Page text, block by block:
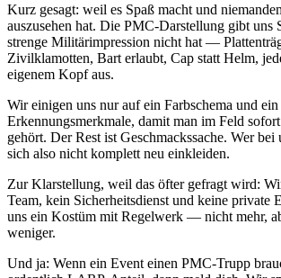
Kurz gesagt: weil es Spaß macht und
auszusehen hat. Die PMC-Darstellung gibt uns
strenge Militärimpression nicht hat —
Zivilklamotten, Bart erlaubt, Cap statt Helm,
eigenem Kopf aus.
Wir einigen uns nur auf ein Farbschema und ein
Erkennungsmerkmale, damit man im Feld
gehört. Der Rest ist Geschmackssache. Wer bei
sich also nicht komplett neu einkleiden.
Zur Klarstellung, weil das öfter gefragt wird:
Team, kein Sicherheitsdienst und keine private
uns ein Kostüm mit Regelwerk — nicht mehr,
weniger.
Und ja: Wenn ein Event einen PMC-Trupp